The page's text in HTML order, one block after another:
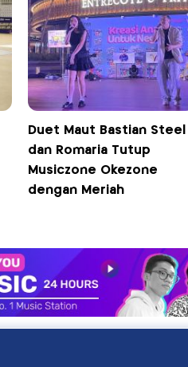
Duet Maut Bastian Steel
dan Romaria Tutup
Musiczone Okezone
dengan Meriah